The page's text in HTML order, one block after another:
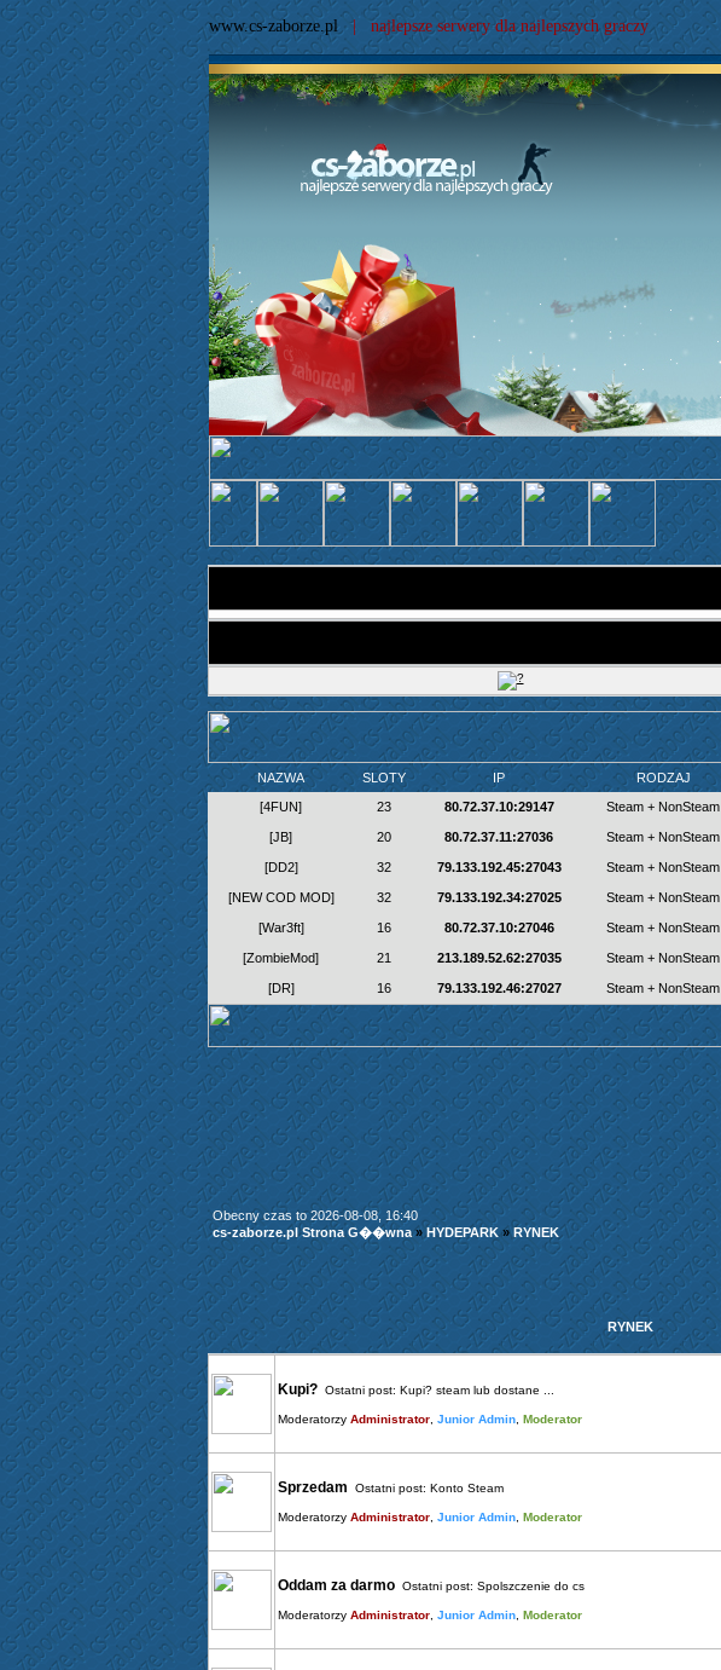
www.cs-zaborze.pl | najlepsze serwery dla najlepszych graczy
NAZWA SLOTY IP RODZAJ
[4FUN]
23 80.72.37.10:29147 Steam + NonSteam
[JB] 20 80.72.37.11:27036 Steam + NonSteam
[DD2] 32 79.133.192.45:27043 Steam + NonSteam
[NEW COD MOD] 32 79.133.192.34:27025 Steam + NonSteam
[War3ft] 16 80.72.37.10:27046 Steam + NonSteam
[ZombieMod] 21 213.189.52.62:27035 Steam + NonSteam
[DR] 16 79.133.192.46:27027 Steam + NonSteam
Obecny czas to 2026-08-08, 16:40
cs-zaborze.pl Strona G��wna» HYDEPARK»RYNEK
RYNEK
Kupi? Ostatni post: Kupi? steam lub dostane ...
Moderatorzy Administrator Junior Admin Moderator
Sprzedam Ostatni post: Konto Steam
Moderatorzy Administrator Junior Admin Moderator
Oddam za darmo Ostatni post: Spolszczenie do cs
Moderatorzy Administrator Junior Admin Moderator